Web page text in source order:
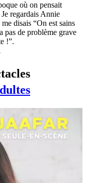
où on pensait
regardais Annie
disais “On est sains
pas de problème grave
!”.